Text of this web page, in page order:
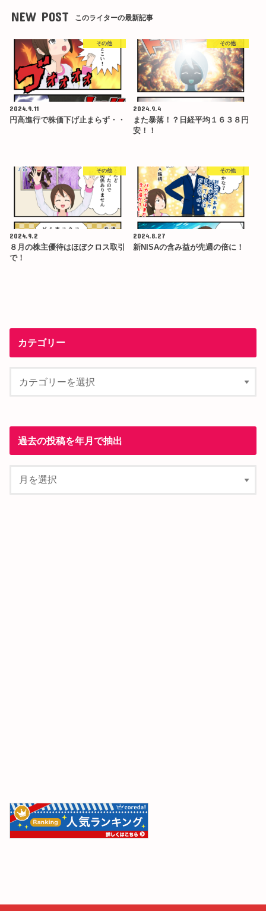
NEW POST このライターの最新記事
その他
2024.9.11
円高進行で株価下げ止まらず・・
その他
2024.9.4
また暴落！？日経平均１６３８円
安！！
その他
2024.9.2
８月の株主優待はほぼクロス取引
で！
その他
2024.8.27
新NISAの含み益が先週の倍に！
カテゴリー
過去の投稿を年月で抽出